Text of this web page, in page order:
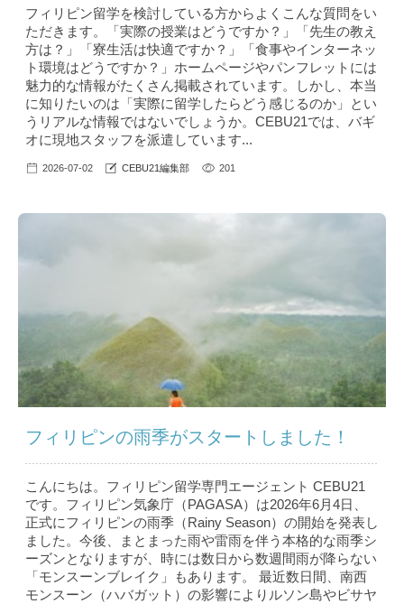
フィリピン留学を検討している方からよくこんな質問をい
ただきます。「実際の授業はどうですか？」「先生の教え
方は？」「寮生活は快適ですか？」「食事やインターネッ
ト環境はどうですか？」ホームページやパンフレットには
魅力的な情報がたくさん掲載されています。しかし、本当
に知りたいのは「実際に留学したらどう感じるのか」とい
うリアルな情報ではないでしょうか。CEBU21では、バギ
オに現地スタッフを派遣しています...
2026-07-02 CEBU21編集部 201
フィリピンの雨季がスタートしました！
こんにちは。フィリピン留学専門エージェント CEBU21
です。フィリピン気象庁（PAGASA）は2026年6月4日、
正式にフィリピンの雨季（Rainy Season）の開始を発表し
ました。今後、まとまった雨や雷雨を伴う本格的な雨季シ
ーズンとなりますが、時には数日から数週間雨が降らない
「モンスーンブレイク」もあります。 最近数日間、南西
モンスーン（ハバガット）の影響によりルソン島やビサヤ